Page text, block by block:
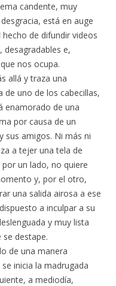
candente, muy
está en auge
de difundir videos
e,
nos ocupa.
allá y traza una
de uno de los cabecillas,
enamorado de una
por causa de un
sus amigos. Ni más ni
a tejer una tela de
un lado, no quiere
y, por el otro,
una salida airosa a ese
a inculpar a su
y muy lista
destape.
de una manera
inicia la madrugada
a mediodía,